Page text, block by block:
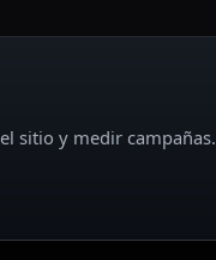
sitio y medir campañas.